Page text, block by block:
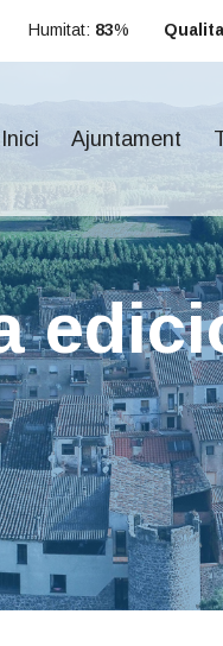
Humitat: 83%
Inici Ajuntament